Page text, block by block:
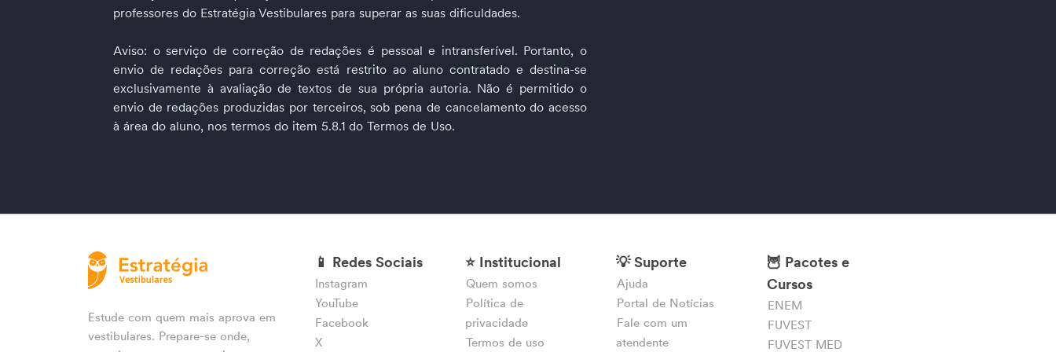
professores do Estratégia Vestibulares para superar as suas dificuldades.
Aviso: o serviço de correção de redações é pessoal e intransferível. Portanto, o
envio de redações para correção está restrito ao aluno contratado e destina-se
exclusivamente à avaliação de textos de sua própria autoria. Não é permitido o
envio de redações produzidas por terceiros, sob pena de cancelamento do acesso
à área do aluno, nos termos do item 5.8.1 do Termos de Uso.
Estude com quem mais aprova em
vestibulares. Prepare-se onde,
📱 Redes Sociais
Instagram
YouTube
Facebook
X
⭐ Institucional
Quem somos
Política de
privacidade
Termos de uso
💡 Suporte
Ajuda
Portal de Notícias
Fale com um
atendente
🦉 Pacotes e
Cursos
ENEM
FUVEST
FUVEST MED